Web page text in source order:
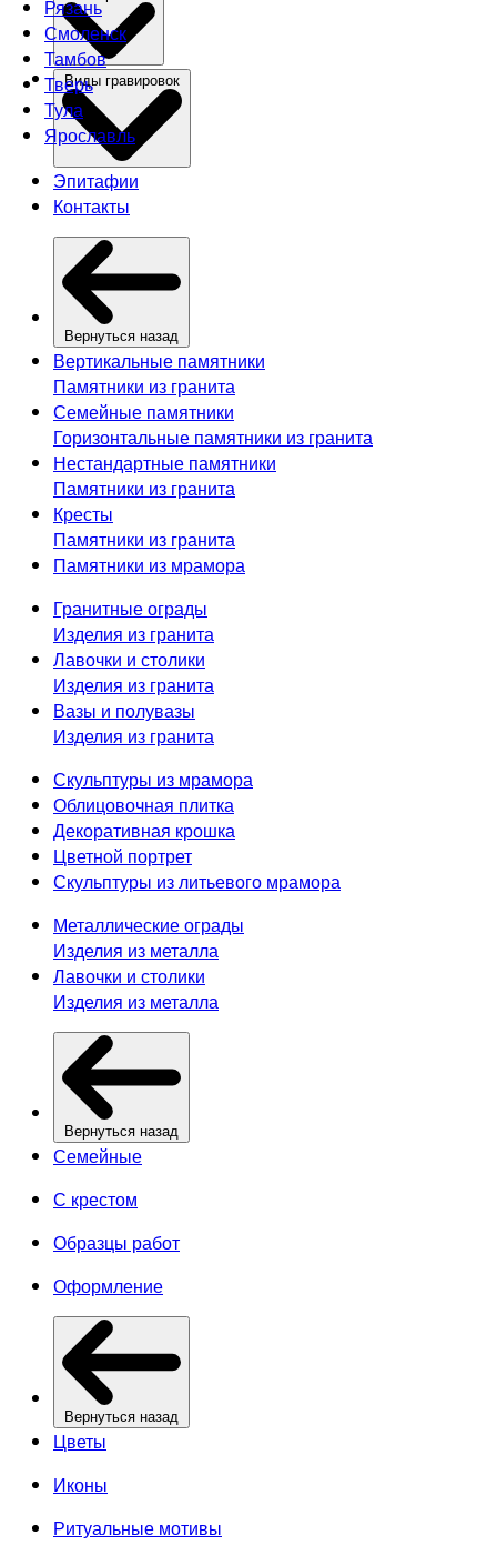
Рязань
Смоленск
Тамбов
Тверь
Тула
Ярославль
Эпитафии
Контакты
Вернуться назад
Вертикальные памятники
Памятники из гранита
Семейные памятники
Горизонтальные памятники из гранита
Нестандартные памятники
Памятники из гранита
Кресты
Памятники из гранита
Памятники из мрамора
Гранитные ограды
Изделия из гранита
Лавочки и столики
Изделия из гранита
Вазы и полувазы
Изделия из гранита
Скульптуры из мрамора
Облицовочная плитка
Декоративная крошка
Цветной портрет
Скульптуры из литьевого мрамора
Металлические ограды
Изделия из металла
Лавочки и столики
Изделия из металла
Вернуться назад
Семейные
С крестом
Образцы работ
Оформление
Вернуться назад
Цветы
Иконы
Ритуальные мотивы